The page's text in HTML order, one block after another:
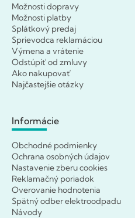
Možnosti dopravy
Možnosti platby
Splátkový predaj
Sprievodca reklamáciou
Výmena a vrátenie
Odstúpiť od zmluvy
Ako nakupovať
Najčastejšie otázky
Informácie
Obchodné podmienky
Ochrana osobných údajov
Nastavenie zberu cookies
Reklamačný poriadok
Overovanie hodnotenia
Spätný odber elektroodpadu
Návody